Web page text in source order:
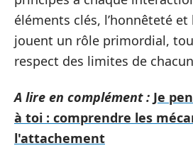
éléments clés, l’honnêteté
jouent un rôle primordial,
respect des limites de
A lire en complément : Je
à toi : comprendre les
l'attachement